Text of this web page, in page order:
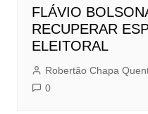
FLÁVIO
RECUPERAR
ELEITORAL
Robertão Chapa
0